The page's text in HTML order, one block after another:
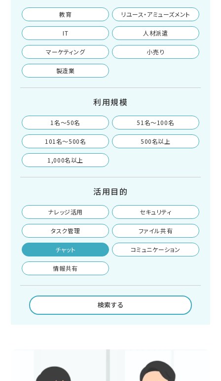
教育 リユース・アミューズメント
IT 人材派遣
マーケティング 小売り
製造業
利用規模
1名〜50名 51名〜100名
101名〜500名 500名以上
1,000名以上
活用目的
ナレッジ活用 セキュリティ
タスク管理 ファイル共有
チャット コミュニケーション
情報共有
検索する